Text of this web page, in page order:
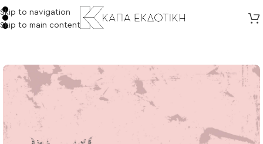
Skip to navigation
Skip to main content